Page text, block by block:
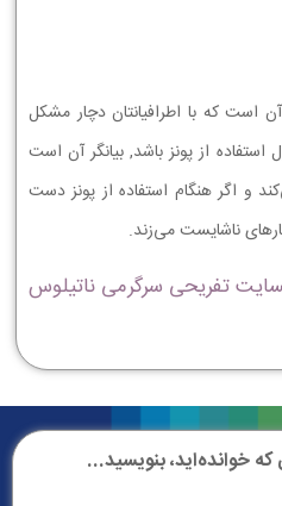
ﺍﺳﺖ ﻛﻪ ﺑﺎ ﺍﻃﺮﺍﻓﻴﺎﻧﺘﺎﻥ ﺩﭼﺎﺭ ﻣﺸﻜﻞ
ﺍﺯ ﭘﻮﻧﺰ ﺑﺎﺷﺪ, ﺑﻴﺎﻧﮕﺮ ﺁﻥ ﺍﺳﺖ
ﻭ ﺍﮔﺮ ﻫﻨﮕﺎﻡ ﺍﺳﺘﻔﺎﺩﻩ ﺍﺯ ﭘﻮﻧﺰ ﺩﺳﺖ
ﻧﺎﺷﺎﻳﺴﺖ ﻣﻰ‏ﺯﻧﺪ.
تفریحی سرگرمی ناتیلوس
که خوانده‌اید، بنویسید...